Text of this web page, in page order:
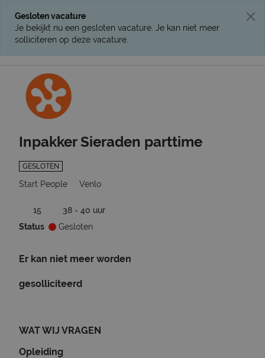
Gesloten vacature
Je bekijkt nu een gesloten vacature. Je kan niet meer
solliciteren op deze vacature.
Inpakker Sieraden parttime
GESLOTEN
Start People Venlo
15
38 - 40 uur
Status
Gesloten
Er kan niet meer worden
gesolliciteerd
WAT WIJ VRAGEN
Opleiding